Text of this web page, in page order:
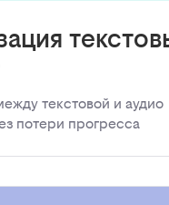
текстовой и аудио
потери прогресса